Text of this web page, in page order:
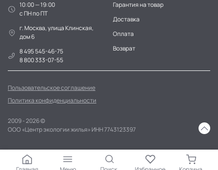
10:00 — 19:00
c ПН по ПТ
г. Москва, улица Клинская,
дом 6
8 495 545-46-75
8 800 333-07-55
Гарантия на товар
Доставка
Оплата
Возврат
Пользовательское соглашение
Политика конфиденциальности
2009 - 2026 ©
ООО «Центр экологии жилья» ИНН 7743123397